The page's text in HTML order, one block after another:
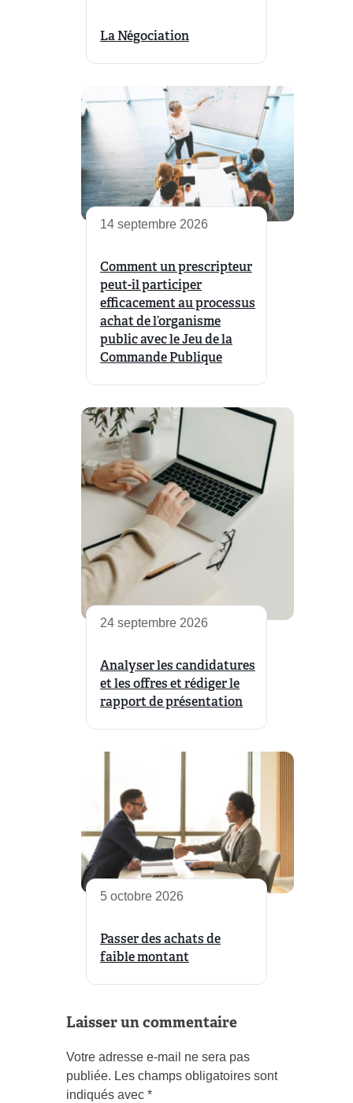
La Négociation
14 septembre 2026
Comment un prescripteur
peut-il participer
efficacement au processus
achat de l’organisme
public avec le Jeu de la
Commande Publique
24 septembre 2026
Analyser les candidatures
et les offres et rédiger le
rapport de présentation
5 octobre 2026
Passer des achats de
faible montant
Laisser un commentaire
Votre adresse e-mail ne sera pas
publiée. Les champs obligatoires sont
indiqués avec *